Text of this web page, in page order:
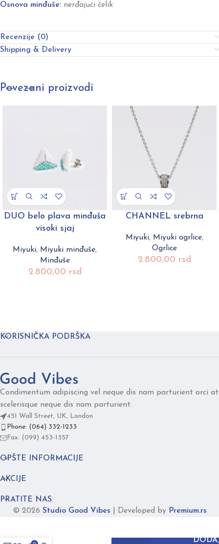
Osnova minđuše: nerđajući čelik
Recenzije (0)
Shipping & Delivery
Povezani proizvodi
DUO belo plava minđuša
visoki sjaj
Miyuki, Miyuki minđuše,
Minđuše
2.800,00 rsd
CHANNEL srebrna
Miyuki, Miyuki ogrlice,
Ogrlice
2.800,00 rsd
KORISNIČKA PODRŠKA
Condimentum adipiscing vel neque dis nam parturient orci at
scelerisque neque dis nam parturient.
451 Wall Street, UK, London
Phone: (064) 332-1233
Fax: (099) 453-1357
OPŠTE INFORMACIJE
AKCIJE
PRATITE NAS
© 2026 Studio Good Vibes Developed by Premium.rs
svetlo